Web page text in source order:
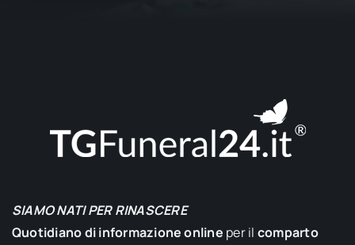
SIAMO NATI PER RINASCERE
Quotidiano di informazione online per il comparto